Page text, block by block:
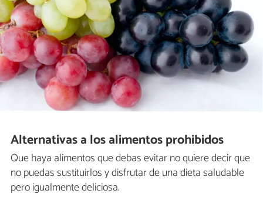
Alternativas a los alimentos prohibidos
Que haya alimentos que debas evitar no quiere decir que
no puedas sustituirlos y disfrutar de una dieta saludable
pero igualmente deliciosa.